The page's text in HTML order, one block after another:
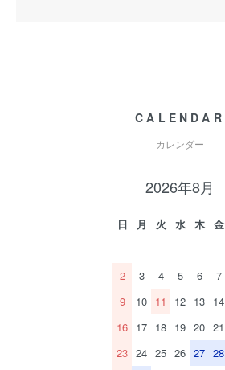
CALENDAR
カレンダー
2026年8月
日 月 火 水 木 金
2
3 4 5 6 7
9
10 11 12 13 14
16 17 18 19 20 21
23 24 25 26 27 28